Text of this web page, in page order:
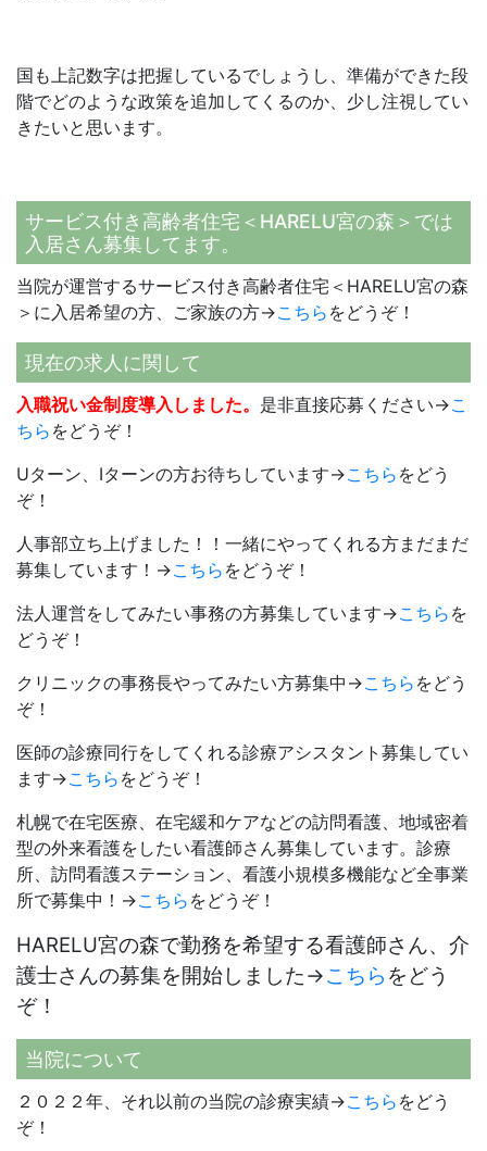
国も上記数字は把握しているでしょうし、準備ができた段
階でどのような政策を追加してくるのか、少し注視してい
きたいと思います。
サービス付き高齢者住宅＜HARELU宮の森＞では
入居さん募集してます。
当院が運営するサービス付き高齢者住宅＜HARELU宮の森
＞に入居希望の方、ご家族の方→こちら をどうぞ！
現在の求人に関して
入職祝い金制度導入しました。 是非直接応募ください→こ
ちら をどうぞ！
Uターン、Iターンの方お待ちしています→こちら をどう
ぞ！
人事部立ち上げました！！一緒にやってくれる方まだまだ
募集しています！→こちら をどうぞ！
法人運営をしてみたい事務の方募集しています→こちら を
どうぞ！
クリニックの事務長やってみたい方募集中→こちら をどう
ぞ！
医師の診療同行をしてくれる診療アシスタント募集してい
ます→こちら をどうぞ！
札幌で在宅医療、在宅緩和ケアなどの訪問看護、地域密着
型の外来看護をしたい看護師さん募集しています。診療
所、訪問看護ステーション、看護小規模多機能など全事業
所で募集中！→こちら をどうぞ！
HARELU宮の森で勤務を希望する看護師さん、介
護士さんの募集を開始しました→こちら をどう
ぞ！
当院について
２０２２年、それ以前の当院の診療実績→こちら をどう
ぞ！